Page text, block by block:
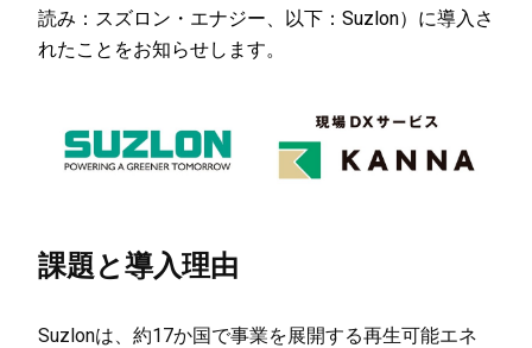
読み：スズロン・エナジー、以下：Suzlon）に導入さ
れたことをお知らせします。
課題と導入理由
Suzlonは、約17か国で事業を展開する再生可能エネ